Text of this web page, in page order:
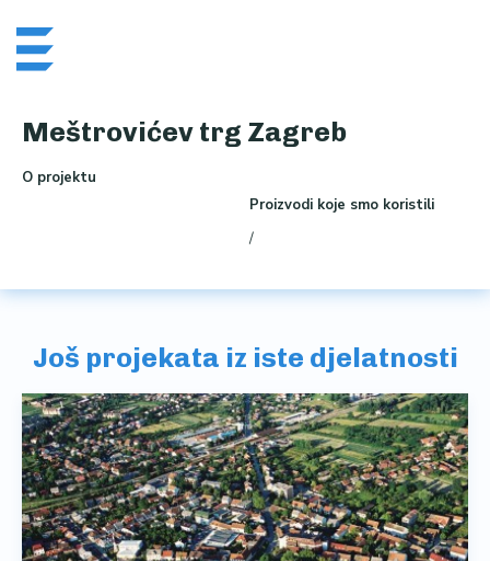
content
Meštrovićev trg Zagreb
O projektu
Proizvodi koje smo koristili
/
Još projekata iz iste djelatnosti